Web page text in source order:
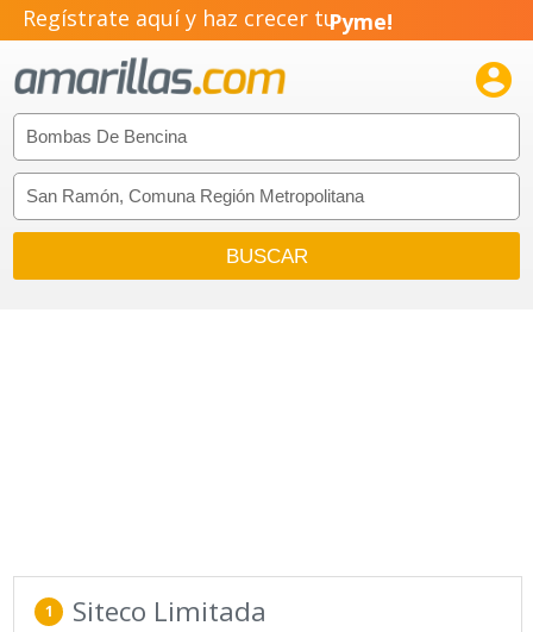
Regístrate aquí y haz crecer tuPyme!
Emprendimiento!

1 Siteco Limitada